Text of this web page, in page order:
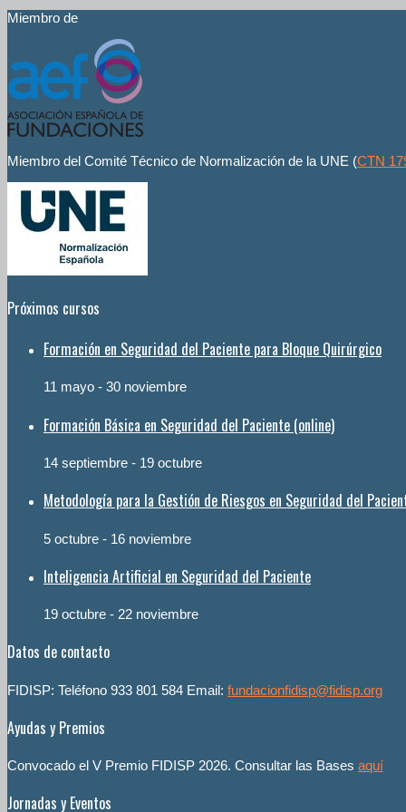
Miembro de
Miembro del Comité Técnico de Normalización de la UNE (CTN
Próximos cursos
Formación en Seguridad del Paciente para Bloque Quirúrgico
11 mayo - 30 noviembre
Formación Básica en Seguridad del Paciente (online)
14 septiembre - 19 octubre
Metodología para la Gestión de Riesgos en Seguridad del
5 octubre - 16 noviembre
Inteligencia Artificial en Seguridad del Paciente
19 octubre - 22 noviembre
Datos de contacto
FIDISP: Teléfono 933 801 584 Email: fundacionfidisp@fidisp.org
Ayudas y Premios
Convocado el V Premio FIDISP 2026. Consultar las Bases aquí
Jornadas y Eventos